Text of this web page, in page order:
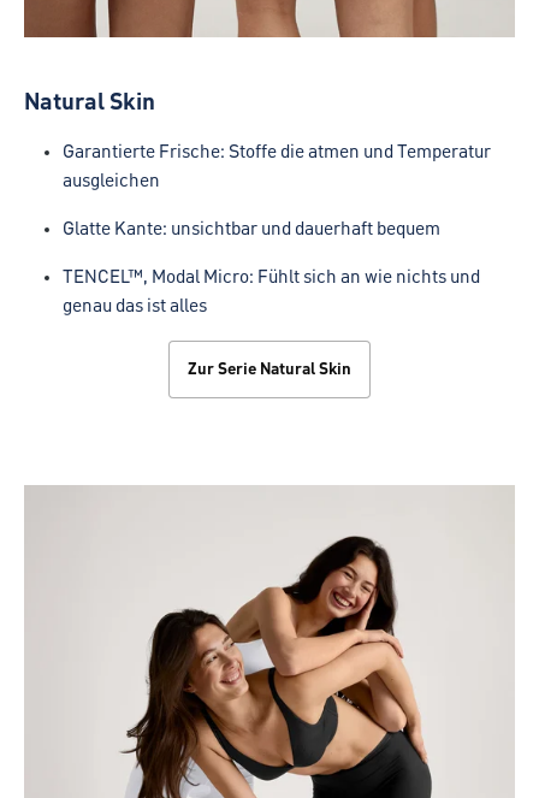
Natural Skin
Garantierte Frische: Stoffe die atmen und Temperatur
ausgleichen
Glatte Kante: unsichtbar und dauerhaft bequem
TENCEL™, Modal Micro: Fühlt sich an wie nichts und
genau das ist alles
Zur Serie Natural Skin